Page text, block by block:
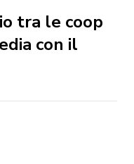
tra le coop
con il